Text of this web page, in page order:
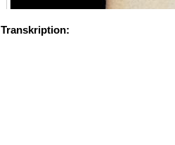
Transkription: